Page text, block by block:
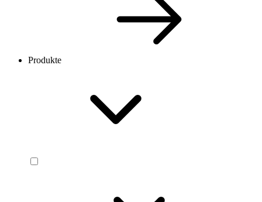
Produkte